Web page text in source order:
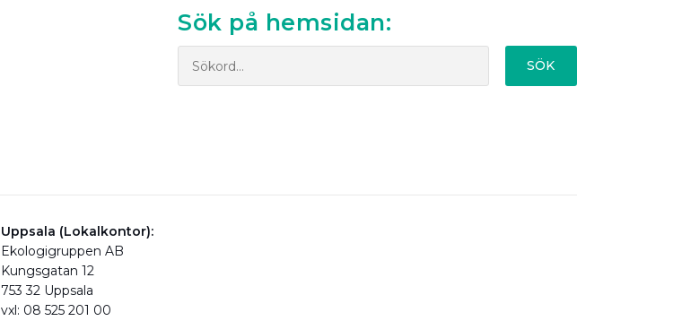
Sök på hemsidan:
SÖK
Uppsala (Lokalkontor):
Ekologigruppen AB
Kungsgatan 12
753 32 Uppsala
vxl: 08 525 201 00